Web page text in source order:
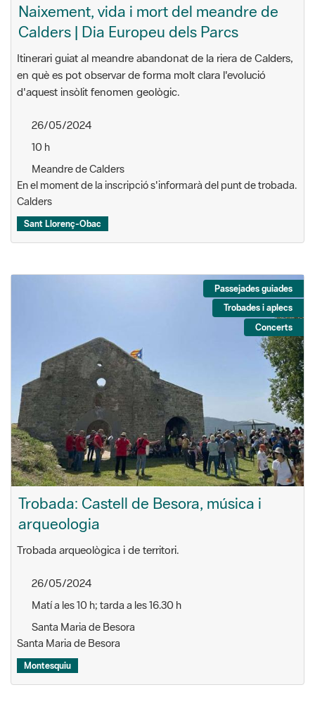
Naixement, vida i mort del meandre de
Calders | Dia Europeu dels Parcs
Itinerari guiat al meandre abandonat de la riera de Calders,
en què es pot observar de forma molt clara l'evolució
d'aquest insòlit fenomen geològic.
26/05/2024
10 h
Meandre de Calders
En el moment de la inscripció s'informarà del punt de trobada.
Calders
Sant Llorenç-Obac
Passejades guiades
Trobades i aplecs
Concerts
Trobada: Castell de Besora, música i
arqueologia
Trobada arqueològica i de territori.
26/05/2024
Matí a les 10 h; tarda a les 16.30 h
Santa Maria de Besora
Santa Maria de Besora
Montesquiu